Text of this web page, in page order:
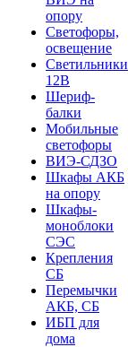
опору
Светофоры,
освещение
Светильники
12В
Шериф-
балки
Мобильные
светофоры
ВИЭ-СДЗО
Шкафы АКБ
на опору
Шкафы-
моноблоки
СЭС
Крепления
СБ
Перемычки
АКБ, СБ
ИБП для
дома